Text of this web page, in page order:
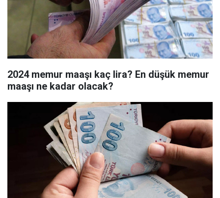
2024 memur maaşı kaç lira? En düşük memur
maaşı ne kadar olacak?